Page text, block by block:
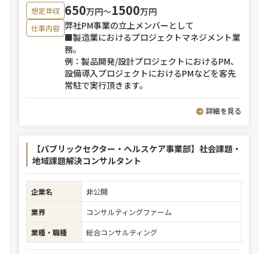
想定年収 650万円〜1500万円
仕事内容 弊社PM事業の立上メンバーとして
■製造業におけるプロジェクトマネジメント業
務。
例：製品開発/設計プロジェクトにおけるPM、
設備導入プロジェクトにおけるPMなどを客先
常駐で実行頂きます。
詳細を見る
【パブリックセクター・ヘルスケア事業部】社会課題・
地域課題解決コンサルタント
企業名
非公開
業界
コンサルティングファーム
業種・職種
総合コンサルティング